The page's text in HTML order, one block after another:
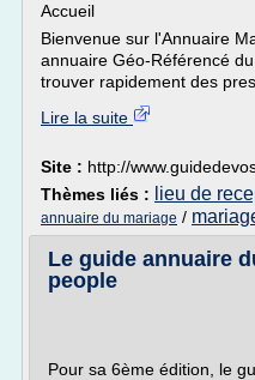
Accueil
Bienvenue sur l'Annuaire
annuaire Géo-Référencé
trouver rapidement des
Lire la suite
Site : http://
Thèmes liés :
lieu de
annuaire du mariage /
Le guide annuaire
people
Pour sa 6ème édition, le